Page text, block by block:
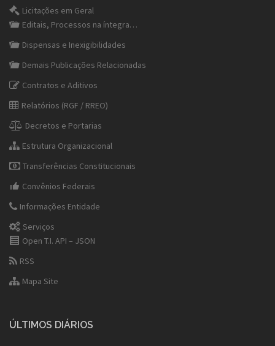
Licitações em Geral
Editais, Processos na íntegra…
Dispensas e Inexigibilidades
Demais Publicações Relacionadas
Contratos e Aditivos
Relatórios (RGF / RREO)
Decretos e Portarias
Estrutura Organizacional
Transferências Constitucionais
Convênios Federais
Informações Entidade
Serviços
Open T.I. API – JSON
RSS
Mapa Site
ÚLTIMOS DIÁRIOS